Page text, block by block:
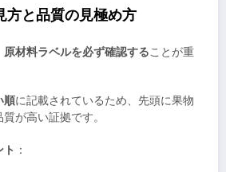
方と品質の見極め方
原材料ラベルを必ず確認することが重
順に記載されているため、先頭に果物
が高い証拠です。
：